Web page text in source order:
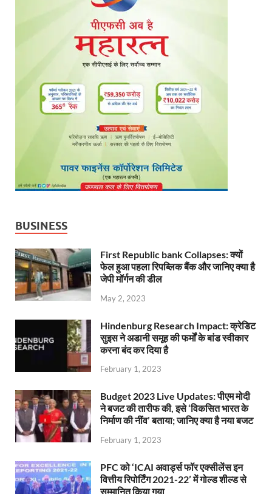
BUSINESS
First Republic bank Collapses: क्यों
फेल हुआ पहला रिपब्लिक बैंक और जानिए क्या है
जेपी मॉर्गन की डील
May 2, 2023
Hindenburg Research Impact: क्रेडिट
सुइस ने अडानी समूह की फर्मों के बांड स्वीकार
करना बंद कर दिया है
February 1, 2023
Budget 2023 Live Updates: पीएम मोदी
ने बजट की तारीफ की, इसे ‘विकसित भारत के
निर्माण की नींव’ बताया; जानिए क्या है नया बजट
February 1, 2023
PFC को ‘ICAI अवार्ड्स फॉर एक्सीलेंस इन
वित्तीय रिपोर्टिंग 2021-22’ में गोल्ड शील्ड से
सम्मानित किया गया